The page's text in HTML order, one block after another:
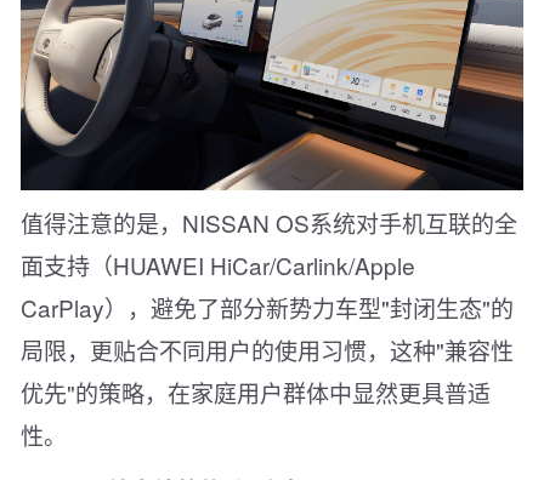
值得注意的是，NISSAN OS系统对手机互联的全
面支持（HUAWEI HiCar/Carlink/Apple
CarPlay），避免了部分新势力车型"封闭生态"的
局限，更贴合不同用户的使用习惯，这种"兼容性
优先"的策略，在家庭用户群体中显然更具普适
性。